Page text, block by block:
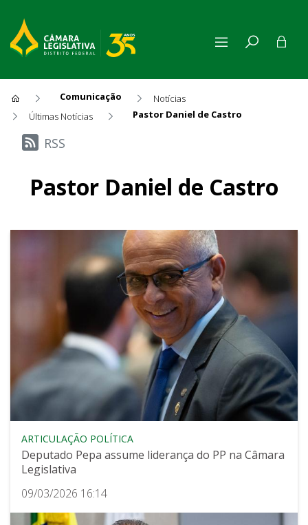
Comunicação
Notícias
Últimas Notícias
Pastor Daniel de Castro
Últimas Notícias
RSS
Pastor Daniel de Castro
ARTICULAÇÃO POLÍTICA
Deputado Pepa assume liderança do PP na Câmara
Legislativa
09/03/2026 16:14